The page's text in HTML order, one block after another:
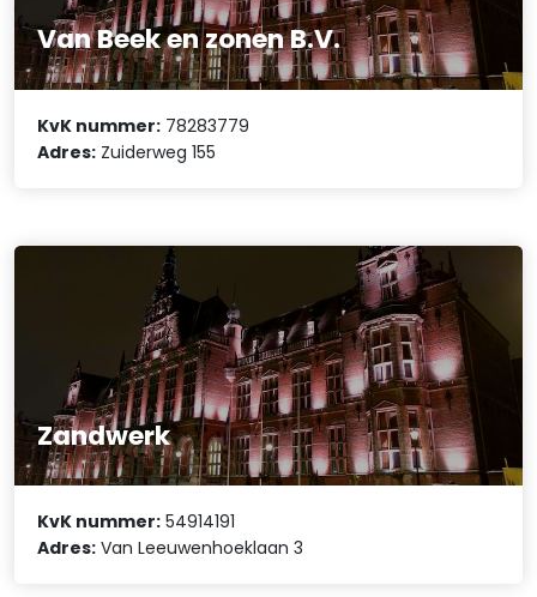
Van Beek en zonen B.V.
KvK nummer: 78283779
Adres: Zuiderweg 155
Zandwerk
KvK nummer: 54914191
Adres: Van Leeuwenhoeklaan 3